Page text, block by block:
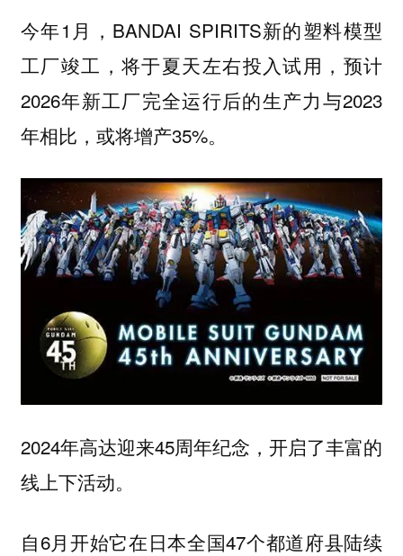
今年1月，BANDAI SPIRITS新的塑料模型
工厂竣工，将于夏天左右投入试用，预计
2026年新工厂完全运行后的生产力与2023
年相比，或将增产35%。
2024年高达迎来45周年纪念，开启了丰富的
线上下活动。
自6月开始它在日本全国47个都道府县陆续